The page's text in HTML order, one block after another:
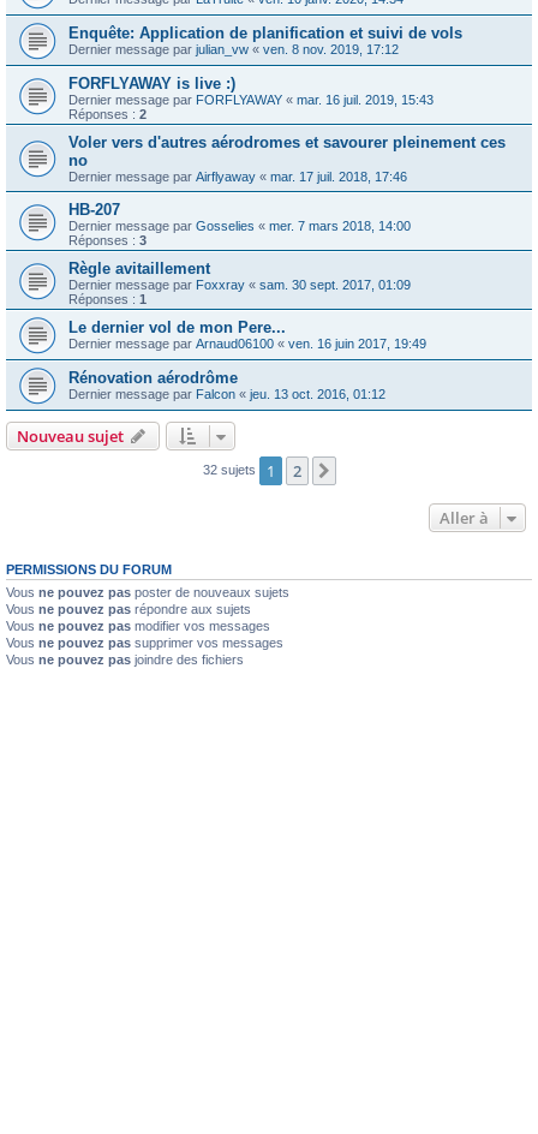
Enquête: Application de planification et suivi de vols
Dernier message par julian_vw « ven. 8 nov. 2019, 17:12
FORFLYAWAY is live :)
Dernier message par FORFLYAWAY « mar. 16 juil. 2019, 15:43
Réponses : 2
Voler vers d'autres aérodromes et savourer pleinement ces
no
Dernier message par Airflyaway « mar. 17 juil. 2018, 17:46
HB-207
Dernier message par Gosselies « mer. 7 mars 2018, 14:00
Réponses : 3
Règle avitaillement
Dernier message par Foxxray « sam. 30 sept. 2017, 01:09
Réponses : 1
Le dernier vol de mon Pere...
Dernier message par Arnaud06100 « ven. 16 juin 2017, 19:49
Rénovation aérodrôme
Dernier message par Falcon « jeu. 13 oct. 2016, 01:12
Nouveau sujet
32 sujets 1 2
Aller à
PERMISSIONS DU FORUM
Vous ne pouvez pas poster de nouveaux sujets
Vous ne pouvez pas répondre aux sujets
Vous ne pouvez pas modifier vos messages
Vous ne pouvez pas supprimer vos messages
Vous ne pouvez pas joindre des fichiers